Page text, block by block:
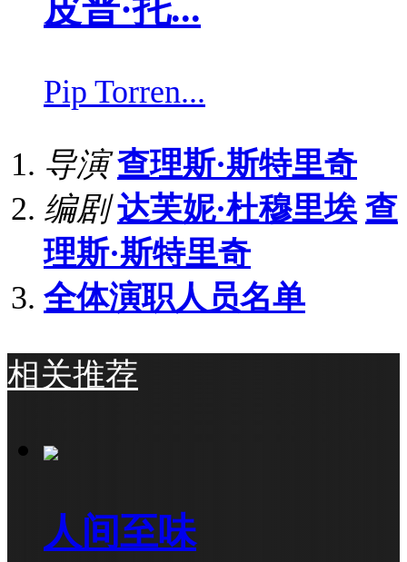
皮普·托...
Pip Torren...
导演 查理斯·斯特里奇
编剧 达芙妮·杜穆里埃 查
理斯·斯特里奇
全体演职人员名单
相关推荐
人间至味